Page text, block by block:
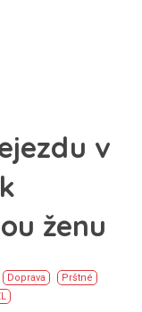
v
ženu
Doprava
Prštné